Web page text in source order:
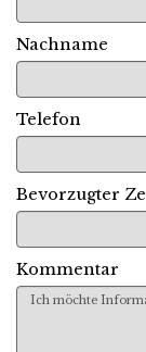
Nachname
Telefon
Bevorzugter
Kommentar